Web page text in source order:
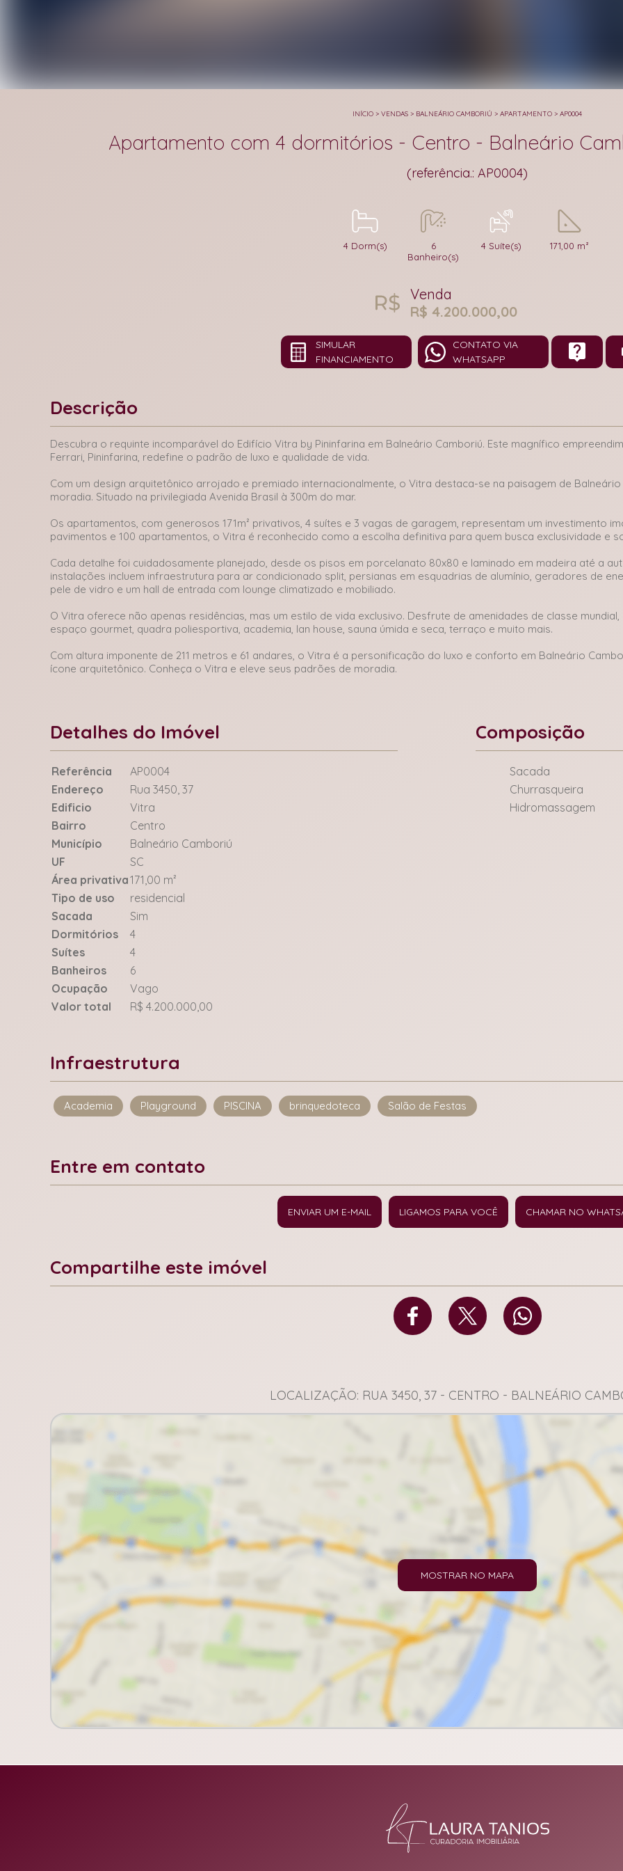
INÍCIO > VENDAS > BALNEÁRIO CAMBORIÚ > APARTAMENTO > AP0004
Apartamento com 4 dormitórios - Centro - Balneário
(referência.: AP0004)
4 Dorm(s)
6
Banheiro(s)
4 Suíte(s) 171,00 m²
Venda
R$ 4.200.000,00
SIMULAR
FINANCIAMENTO
CONTATO VIA
WHATSAPP
Descrição
Descubra o requinte incomparável do Edifício Vitra by Pininfarina em Balneário Camboriú. Este magnífico
Ferrari, Pininfarina, redefine o padrão de luxo e qualidade de vida.
Com um design arquitetônico arrojado e premiado internacionalmente, o Vitra destaca-se na paisagem de
moradia. Situado na privilegiada Avenida Brasil à 300m do mar.
Os apartamentos, com generosos 171m² privativos, 4 suítes e 3 vagas de garagem, representam um investimento
pavimentos e 100 apartamentos, o Vitra é reconhecido como a escolha definitiva para quem busca exclusividade e
Cada detalhe foi cuidadosamente planejado, desde os pisos em porcelanato 80x80 e laminado em madeira até a
instalações incluem infraestrutura para ar condicionado split, persianas em esquadrias de alumínio, geradores de
pele de vidro e um hall de entrada com lounge climatizado e mobiliado.
O Vitra oferece não apenas residências, mas um estilo de vida exclusivo. Desfrute de amenidades de classe
espaço gourmet, quadra poliesportiva, academia, lan house, sauna úmida e seca, terraço e muito mais.
Com altura imponente de 211 metros e 61 andares, o Vitra é a personificação do luxo e conforto em Balneário
ícone arquitetônico. Conheça o Vitra e eleve seus padrões de moradia.
Detalhes do Imóvel
Referência
AP0004
Endereço
Rua 3450, 37
Edificio
Vitra
Bairro
Centro
Município
Balneário Camboriú
UF
SC
Área privativa171,00 m²
Tipo de uso
residencial
Sacada
Sim
Dormitórios
4
Suítes
4
Banheiros
6
Ocupação
Vago
Valor total
R$ 4.200.000,00
Composição
Sacada
Churrasqueira
Hidromassagem
Infraestrutura
Academia Playground PISCINA brinquedoteca Salão de Festas
Entre em contato
ENVIAR UM E-MAIL LIGAMOS PARA VOCÊ CHAMAR NO
Compartilhe este imóvel
LOCALIZAÇÃO: RUA 3450, 37 - CENTRO - BALNEÁRIO
MOSTRAR NO MAPA